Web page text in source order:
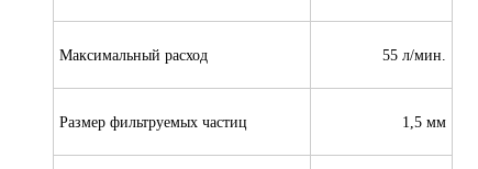
Максимальный расход 55 л/мин.
Размер фильтруемых частиц 1,5 мм